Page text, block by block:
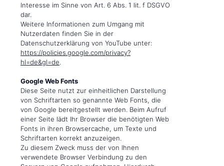
Interesse im Sinne von Art. 6 Abs. 1 lit. f DSGVO
dar.
Weitere Informationen zum Umgang mit
Nutzerdaten finden Sie in der
Datenschutzerklärung von YouTube unter:
https://policies.google.com/privacy?
hl=de&gl=de.
Google Web Fonts
Diese Seite nutzt zur einheitlichen Darstellung
von Schriftarten so genannte Web Fonts, die
von Google bereitgestellt werden. Beim Aufruf
einer Seite lädt Ihr Browser die benötigten Web
Fonts in ihren Browsercache, um Texte und
Schriftarten korrekt anzuzeigen.
Zu diesem Zweck muss der von Ihnen
verwendete Browser Verbindung zu den